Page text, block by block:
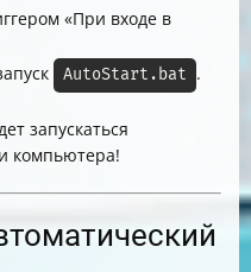
«При входе в
AutoStart.bat .
запускаться
компьютера!